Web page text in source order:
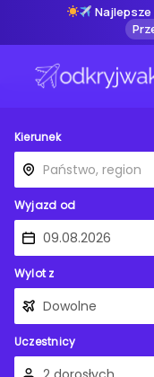
Kierunek
Wyjazd od
Wylot z
Uczestnicy